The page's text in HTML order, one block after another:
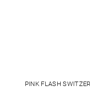
PINK FLASH